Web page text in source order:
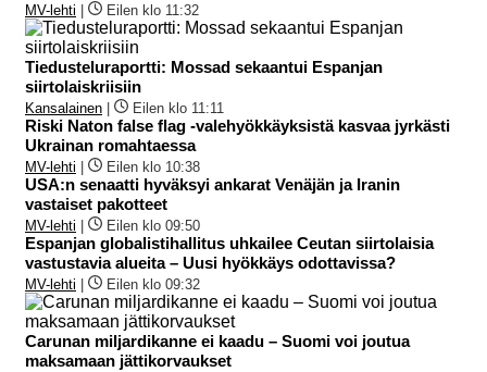
MV-lehti Eilen klo 11:32
Tiedusteluraportti: Mossad sekaantui Espanjan
siirtolaiskriisiin
Kansalainen Eilen klo 11:11
Riski Naton false flag -valehyökkäyksistä kasvaa jyrkästi
Ukrainan romahtaessa
MV-lehti Eilen klo 10:38
USA:n senaatti hyväksyi ankarat Venäjän ja Iranin
vastaiset pakotteet
MV-lehti Eilen klo 09:50
Espanjan globalistihallitus uhkailee Ceutan siirtolaisia
vastustavia alueita – Uusi hyökkäys odottavissa?
MV-lehti Eilen klo 09:32
Carunan miljardikanne ei kaadu – Suomi voi joutua
maksamaan jättikorvaukset